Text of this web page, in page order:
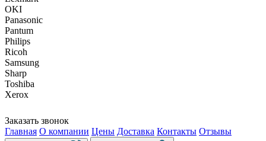
OKI
Panasonic
Pantum
Philips
Ricoh
Samsung
Sharp
Toshiba
Xerox
Заказать звонок
Главная О компании Цены Доставка Контакты Отзывы